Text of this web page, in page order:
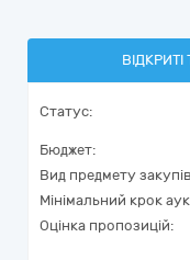
Статус:
Бюджет:
Вид предмету
Мінімальний крок
Оцінка пропозицій: